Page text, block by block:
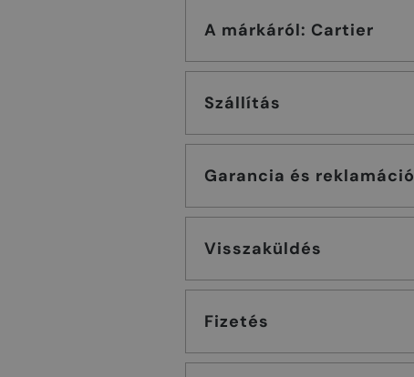
A márkáról: Cartier
Szállítás
Garancia és reklamáció
Visszaküldés
Fizetés